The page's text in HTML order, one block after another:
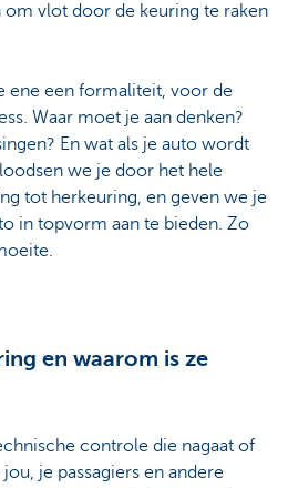
vlot door de keuring te raken
ene een formaliteit, voor de
Waar moet je aan denken?
En wat als je auto wordt
we je door het hele
tot herkeuring, en geven we je
in topvorm aan te bieden. Zo
en waarom is ze
controle die nagaat of
je passagiers en andere